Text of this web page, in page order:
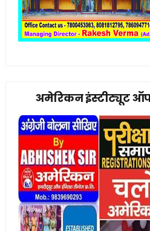
अमेरिकन इंस्टीट्यूट